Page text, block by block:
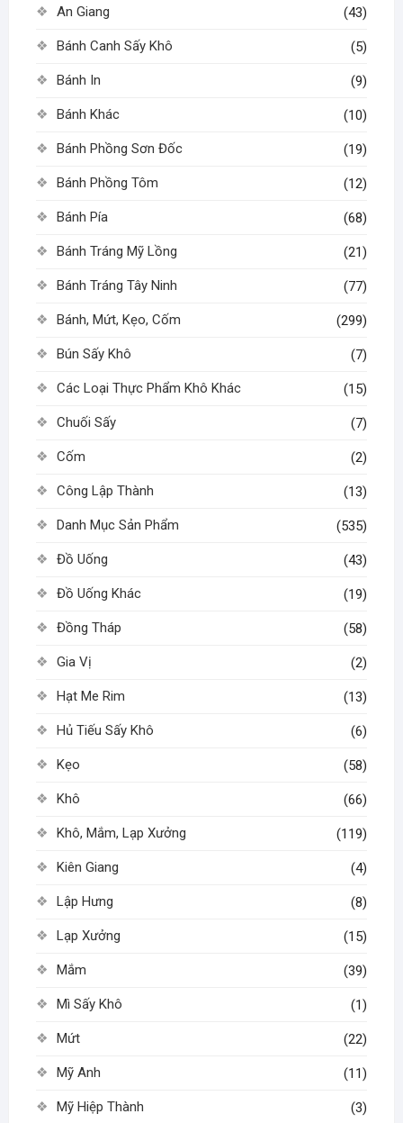
chọn
An Giang (43)
Bánh Canh Sấy Khô (5)
Bánh In (9)
Bánh Khác (10)
Bánh Phồng Sơn Đốc (19)
Bánh Phồng Tôm (12)
Bánh Pía (68)
Bánh Tráng Mỹ Lồng (21)
Bánh Tráng Tây Ninh (77)
Bánh, Mứt, Kẹo, Cốm (299)
Bún Sấy Khô (7)
Các Loại Thực Phẩm Khô Khác (15)
Chuối Sấy (7)
Cốm (2)
Công Lập Thành (13)
Danh Mục Sản Phẩm (535)
Đồ Uống (43)
Đồ Uống Khác (19)
Đồng Tháp (58)
Gia Vị (2)
Hạt Me Rim (13)
Hủ Tiếu Sấy Khô (6)
Kẹo (58)
Khô (66)
Khô, Mắm, Lạp Xưởng (119)
Kiên Giang (4)
Lập Hưng (8)
Lạp Xưởng (15)
Mắm (39)
Mì Sấy Khô (1)
Mứt (22)
Mỹ Anh (11)
Mỹ Hiệp Thành (3)